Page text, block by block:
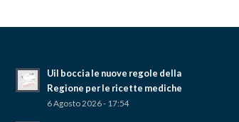
Uil boccia le nuove regole della
Regione per le ricette mediche
6 Agosto 2026 - 17:54